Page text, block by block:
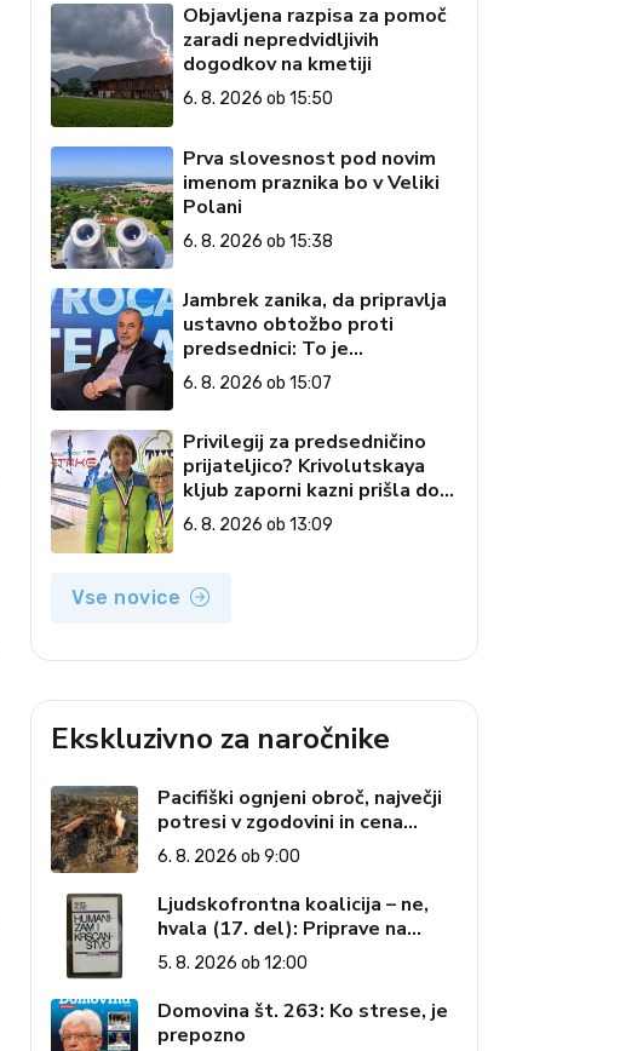
Objavljena razpisa za pomoč
zaradi nepredvidljivih
dogodkov na kmetiji
6. 8. 2026 ob 15:50
Prva slovesnost pod novim
imenom praznika bo v Veliki
Polani
6. 8. 2026 ob 15:38
Jambrek zanika, da pripravlja
ustavno obtožbo proti
predsednici: To je
popolnoma neresnična
informacija
6. 8. 2026 ob 15:07
Privilegij za predsedničino
prijateljico? Krivolutskaya
kljub zaporni kazni prišla do
državljanstva?
6. 8. 2026 ob 13:09
Vse novice
Ekskluzivno za naročnike
Pacifiški ognjeni obroč, največji
potresi v zgodovini in cena
pozabe
6. 8. 2026 ob 9:00
Ljudskofrontna koalicija – ne,
hvala (17. del): Priprave na
sestop z oblasti – dvorska
opozicija 6: Gramsci na delu:
Revija 2000 in revolucionarna
izvotlitev krščanstva
5. 8. 2026 ob 12:00
Domovina št. 263: Ko strese, je
prepozno